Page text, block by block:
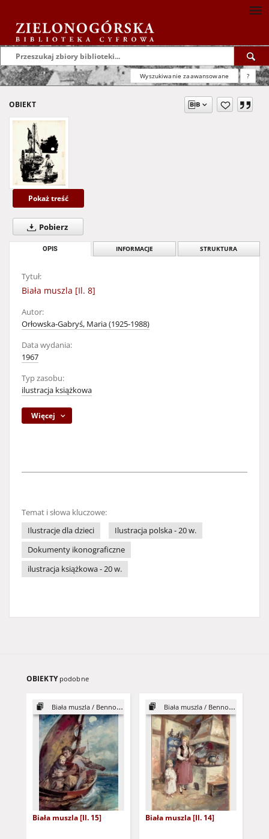
Wyszukiwanie zaawansowane ?
OBIEKT
Pokaż treść
Pobierz
OPIS INFORMACJE STRUKTURA
Tytuł:
Biała muszla [Il. 8]
Autor:
Orłowska-Gabryś, Maria (1925-1988)
Data wydania:
1967
Typ zasobu:
ilustracja książkowa
Więcej
Temat i słowa kluczowe:
Ilustracje dla dzieci
Ilustracja polska - 20 w.
Dokumenty ikonograficzne
ilustracja książkowa - 20 w.
OBIEKTY podobne
Biała muszla / Benno Pludra ; il. Maria Orłowska-Gabryś. - 1967
Biała muszla [Il. 15]
Biała muszla / Benno Pludra ; il. Maria Orłowska-Gabryś. - 1967
Biała muszla [Il. 14]